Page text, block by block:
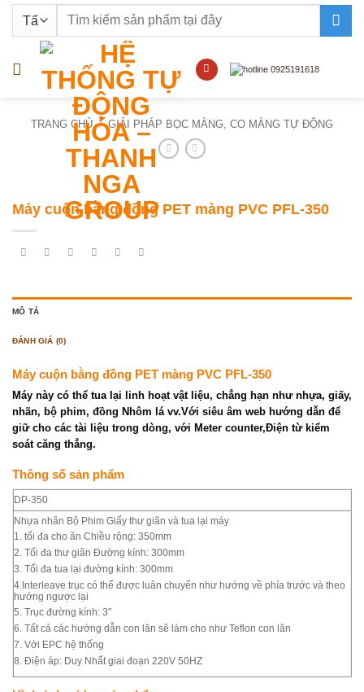
nội
Tìm
TRANG CHỦ / GIẢI PHÁP BỌC MÀNG, CO MÀNG TỰ ĐỘNG
Máy cuộn bằng đồng PET màng PVC PFL-350
MÔ TẢ
ĐÁNH GIÁ (0)
Máy cuộn bằng đồng PET màng PVC PFL-350
Máy này có thể tua lại linh hoạt vật liệu, chẳng hạn như nhựa, giấy,
nhãn, bộ phim, đồng Nhôm lá vv.Với siêu âm web hướng dẫn để
giữ cho các tài liệu trong dòng, với Meter counter,Điện từ kiểm
soát căng thẳng.
Thông số sản phẩm
DP-350
Nhựa nhãn Bộ Phim Giấy thư giãn và tua lại máy
1. tối đa cho ăn Chiều rộng: 350mm
2. Tối đa thư giãn Đường kính: 300mm
3. Tối đa tua lại đường kính: 300mm
4.Interleave trục có thể được luân chuyển như hướng về phía trước và theo
hướng ngược lại
5. Trục đường kính: 3″
6. Tất cả các hướng dẫn con lăn sẽ làm cho như Teflon con lăn
7. Với EPC hệ thống
8. Điện áp: Duy Nhất giai đoạn 220V 50HZ